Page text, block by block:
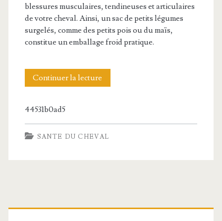
blessures musculaires, tendineuses et articulaires
de votre cheval. Ainsi, un sac de petits légumes
surgelés, comme des petits pois ou du maïs,
constitue un emballage froid pratique.
Continuer la lecture
44531b0ad5
SANTE DU CHEVAL
Barre